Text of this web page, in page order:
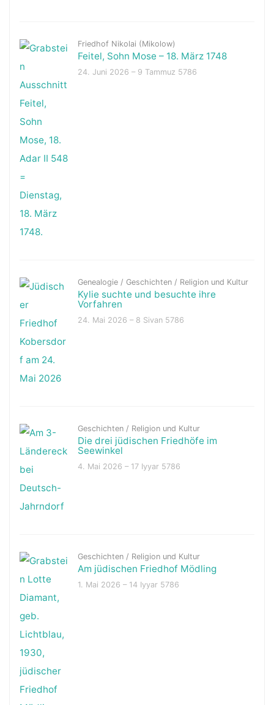
Friedhof Nikolai (Mikolow)
Feitel, Sohn Mose – 18. März 1748
24. Juni 2026 – 9 Tammuz 5786
Genealogie/ Geschichten/ Religion und Kultur
Kylie suchte und besuchte ihre
Vorfahren
24. Mai 2026 – 8 Sivan 5786
Geschichten/ Religion und Kultur
Die drei jüdischen Friedhöfe im
Seewinkel
4. Mai 2026 – 17 Iyyar 5786
Geschichten/ Religion und Kultur
Am jüdischen Friedhof Mödling
1. Mai 2026 – 14 Iyyar 5786